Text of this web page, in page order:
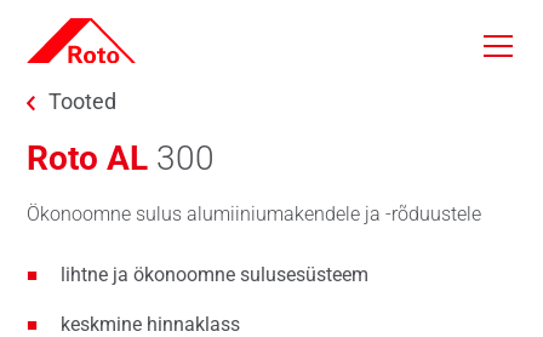
Skip to main content
You are here:
Tooted
Roto AL 300
Ökonoomne sulus alumiiniumakendele ja -rõduustele
lihtne ja ökonoomne sulusesüsteem
keskmine hinnaklass